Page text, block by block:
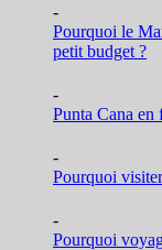
-
Pourquoi le
petit budget ?
-
Punta Cana en
-
Pourquoi
-
Pourquoi